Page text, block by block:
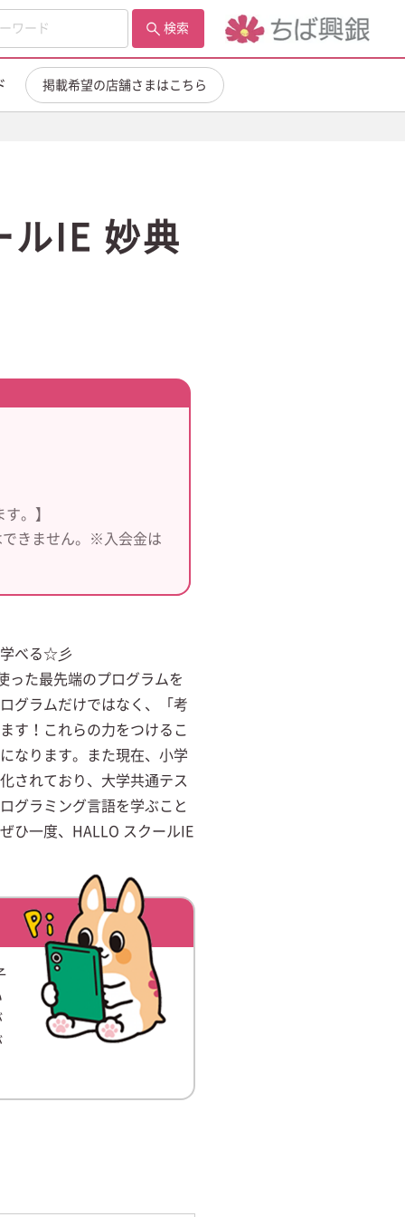
検索
掲載希望の店舗さまはこちら
ルIE 妙典
。】
できません。※入会金は
べる☆彡
った最先端のプログラムを
グラムだけではなく、「考
す！これらの力をつけるこ
なります。また現在、小学
されており、大学共通テス
グラミング言語を学ぶこと
ひ一度、HALLO スクールIE